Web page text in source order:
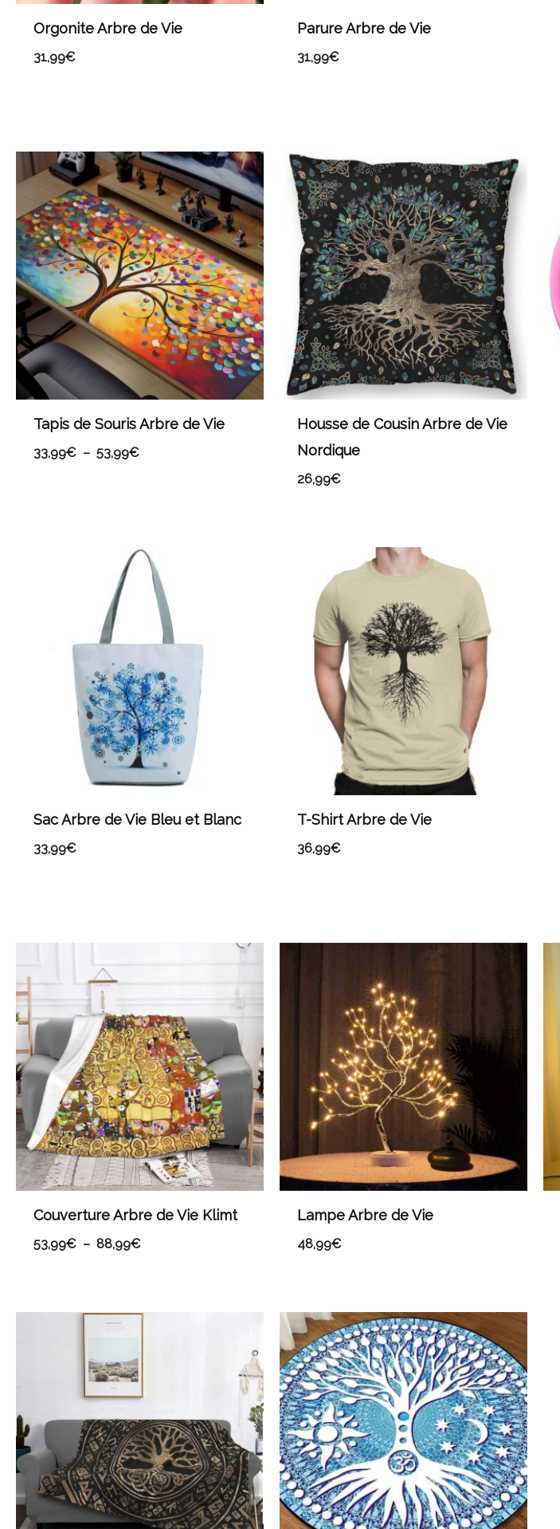
Orgonite Arbre de Vie
31,99€
Parure Arbre de Vie
31,99€
Tapis de Souris Arbre de Vie
33,99€ – 53,99€
Plage
de
prix :
33,99€
à
53,99€
Housse de Cousin Arbre de Vie
Nordique
26,99€
Sac Arbre de Vie Bleu et Blanc
33,99€
T-Shirt Arbre de Vie
36,99€
Couverture Arbre de Vie Klimt
53,99€ – 88,99€
à
88,99€
Lampe Arbre de Vie
48,99€
Plage
88,99€
Plage
de
prix :
21,99€
à
96,99€